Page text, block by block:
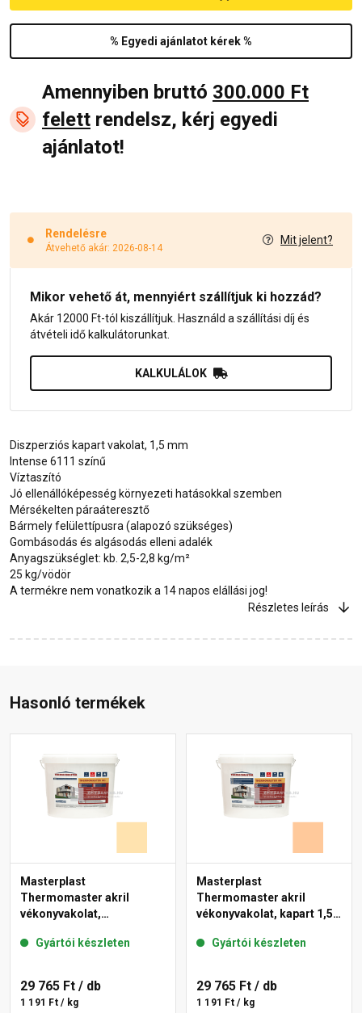
% Egyedi ajánlatot kérek %
Amennyiben bruttó 300.000 Ft
felett rendelsz, kérj egyedi
ajánlatot!
Rendelésre
Átvehető akár: 2026-08-14
Mit jelent?
Mikor vehető át, mennyiért szállítjuk ki hozzád?
Akár 12000 Ft-tól kiszállítjuk. Használd a szállítási díj és
átvételi idő kalkulátorunkat.
KALKULÁLOK
Diszperziós kapart vakolat, 1,5 mm
Intense 6111 színű
Víztaszító
Jó ellenállóképesség környezeti hatásokkal szemben
Mérsékelten páraáteresztő
Bármely felülettípusra (alapozó szükséges)
Gombásodás és algásodás elleni adalék
Anyagszükséglet: kb. 2,5-2,8 kg/m²
25 kg/vödör
A termékre nem vonatkozik a 14 napos elállási jog!
Részletes leírás
Hasonló termékek
Masterplast
Thermomaster akril
vékonyvakolat,
01-E 25 kg
Gyártói készleten
29 765 Ft / db
1 191 Ft / kg
Masterplast
Thermomaster akril
vékonyvakolat, kapart 1,5
Gyártói készleten
29 765 Ft / db
1 191 Ft / kg